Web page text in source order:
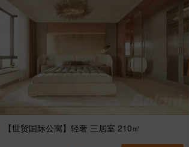
【世贸国际公寓】轻奢 三居室 210㎡